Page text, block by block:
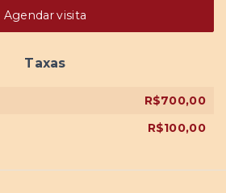
Agendar visita
Taxas
R$700,00
R$100,00